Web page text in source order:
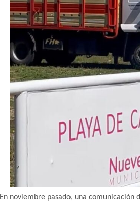
En noviembre pasado, una